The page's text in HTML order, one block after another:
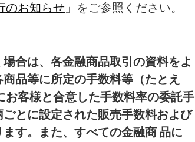
のお知らせ 」をご参照ください。
合は、各金融商品取引の資料をよ
品等に所定の手数料等（たとえ
客様と合意した手数料率の委託手
とに設定された販売手数料および
す。また、すべての金融商 品に